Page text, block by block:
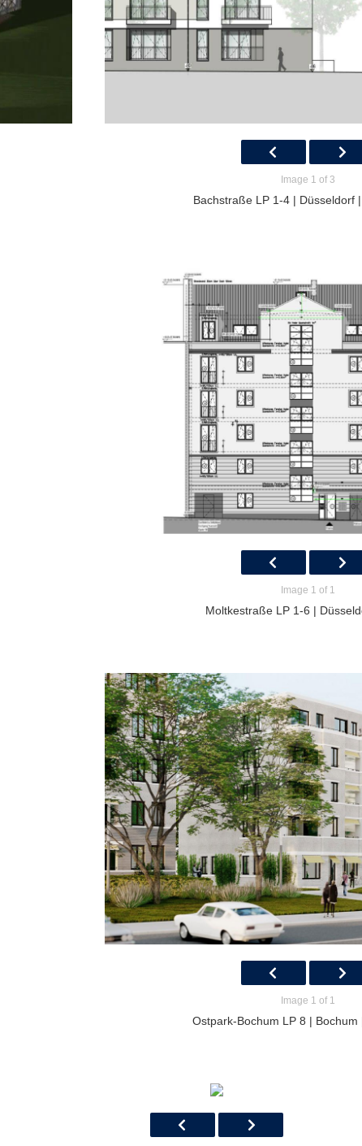
Image 1 of 3
Bachstraße LP 1-4 | Düsseldorf
Image 1 of 1
Moltkestraße LP 1-6 |
Image 1 of 1
Ostpark-Bochum LP 8 | Bochum